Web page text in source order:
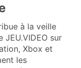
à la veille
sur
Xbox et
les